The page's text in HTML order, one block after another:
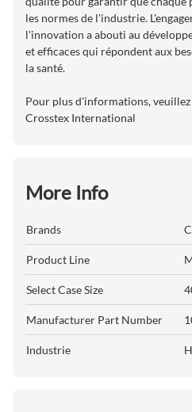
les normes de l'industrie.
l'innovation a abouti au
et efficaces qui répondent aux
la santé.
Pour plus d'informations,
Crosstex International
More Info
Brands
Product Line
Select Case Size
Manufacturer Part Number
Industrie